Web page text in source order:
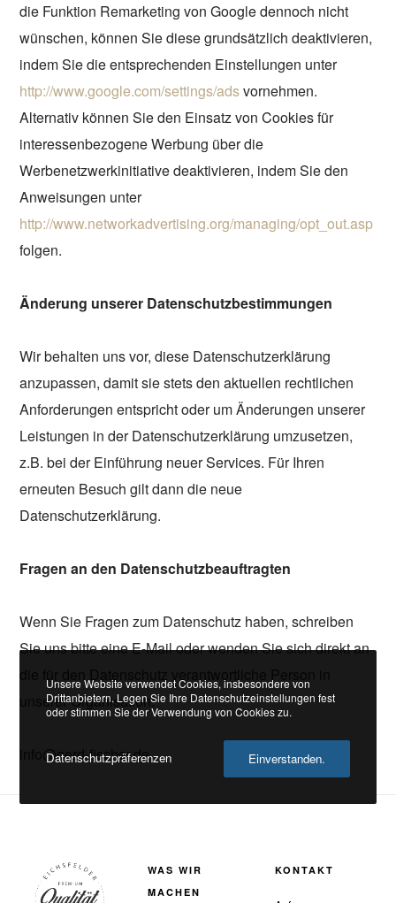
die Funktion Remarketing von Google dennoch nicht
wünschen, können Sie diese grundsätzlich deaktivieren,
indem Sie die entsprechenden Einstellungen unter
http://www.google.com/settings/adsvornehmen.
Alternativ können Sie den Einsatz von Cookies für
interessenbezogene Werbung über die
Werbenetzwerkinitiative deaktivieren, indem Sie den
Anweisungen unter
http://www.networkadvertising.org/managing/opt_out.asp
folgen.
Änderung unserer Datenschutzbestimmungen
Wir behalten uns vor, diese Datenschutzerklärung
anzupassen, damit sie stets den aktuellen rechtlichen
Anforderungen entspricht oder um Änderungen unserer
Leistungen in der Datenschutzerklärung umzusetzen,
z.B. bei der Einführung neuer Services. Für Ihren
erneuten Besuch gilt dann die neue
Datenschutzerklärung.
Fragen an den Datenschutzbeauftragten
Wenn Sie Fragen zum Datenschutz haben, schreiben
Sie uns bitte eine E-Mail oder wenden Sie sich direkt an
unserer Organisation:
info@gerd-fischer.de
WAS WIR
MACHEN
KONTAKT
Unsere Website verwendet Cookies, insbesondere von
Drittanbietern. Legen Sie Ihre Datenschutzeinstellungen fest
oder stimmen Sie der Verwendung von Cookies zu.
Datenschutzpräferenzen Einverstanden.